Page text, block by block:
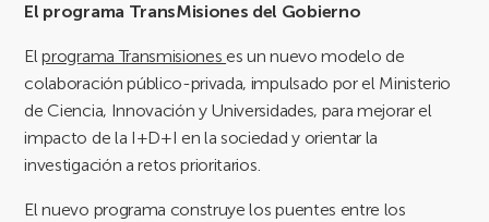
El programa TransMisiones del Gobierno
Elprograma Transmisiones es un nuevo modelo de
colaboración público-privada, impulsado por el Ministerio
de Ciencia, Innovación y Universidades, para mejorar el
impacto de la I+D+I en la sociedad y orientar la
investigación a retos prioritarios.
El nuevo programa construye los puentes entre los